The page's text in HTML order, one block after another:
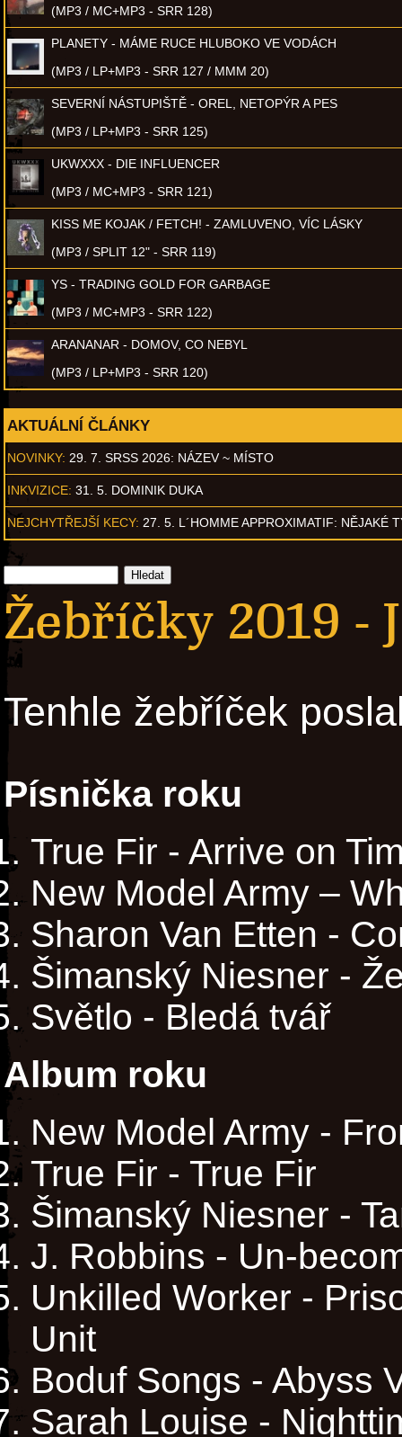
(MP3 / MC+MP3 - SRR 128)
PLANETY - MÁME RUCE HLUBOKO VE VODÁCH
(MP3 / LP+MP3 - SRR 127 / MMM 20)
SEVERNÍ NÁSTUPIŠTĚ - OREL, NETOPÝR A PES
(MP3 / LP+MP3 - SRR 125)
UKWXXX - DIE INFLUENCER
(MP3 / MC+MP3 - SRR 121)
KISS ME KOJAK / FETCH! - ZAMLUVENO, VÍC LÁSKY
(MP3 / SPLIT 12" - SRR 119)
YS - TRADING GOLD FOR GARBAGE
(MP3 / MC+MP3 - SRR 122)
ARANANAR - DOMOV, CO NEBYL
(MP3 / LP+MP3 - SRR 120)
AKTUÁLNÍ ČLÁNKY
NOVINKY: 29. 7. SRSS 2026: NÁZEV ~ MÍSTO
INKVIZICE: 31. 5. DOMINIK DUKA
NEJCHYTŘEJŠÍ KECY: 27. 5. L´HOMME APPROXIMATIF: NĚJAKÉ
Žebříčky 2019 -
Tenhle žebříček
Písnička roku
True Fir - Arrive on
New Model Army –
Sharon Van Etten -
Šimanský Niesner -
Světlo - Bledá tvář
Album roku
New Model Army -
True Fir - True Fir
Šimanský Niesner -
J. Robbins - Un-
Unkilled Worker -
Unit
Boduf Songs - Abyss
Sarah Louise -